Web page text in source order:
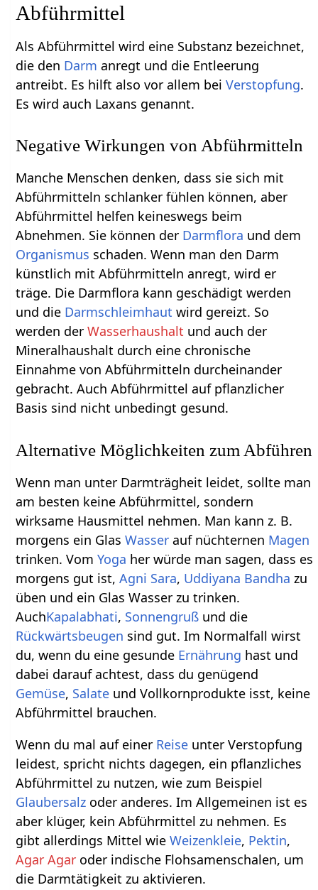
Abführmittel
Als Abführmittel wird eine Substanz bezeichnet,
die den Darm anregt und die Entleerung
antreibt. Es hilft also vor allem beiVerstopfung.
Es wird auch Laxans genannt.
Negative Wirkungen von Abführmitteln
Manche Menschen denken, dass sie sich mit
Abführmitteln schlanker fühlen können, aber
Abführmittel helfen keineswegs beim
Abnehmen. Sie können der Darmflora und dem
Organismus schaden. Wenn man den Darm
künstlich mit Abführmitteln anregt, wird er
träge. Die Darmflora kann geschädigt werden
und die Darmschleimhaut wird gereizt. So
werden derWasserhaushalt und auch der
Mineralhaushalt durch eine chronische
Einnahme von Abführmitteln durcheinander
gebracht. Auch Abführmittel auf pflanzlicher
Basis sind nicht unbedingt gesund.
Alternative Möglichkeiten zum Abführen
Wenn man unter Darmträgheit leidet, sollte man
am besten keine Abführmittel, sondern
wirksame Hausmittel nehmen. Man kann z. B.
morgens ein GlasWasser auf nüchternen Magen
trinken. VomYoga her würde man sagen, dass es
morgens gut ist,Agni Sara, Uddiyana Bandha zu
üben und ein Glas Wasser zu trinken.
AuchKapalabhati, Sonnengruß und die
Rückwärtsbeugen sind gut. Im Normalfall wirst
du, wenn du eine gesunde Ernährung hast und
dabei darauf achtest, dass du genügend
Gemüse, Salate und Vollkornprodukte isst, keine
Abführmittel brauchen.
Wenn du mal auf einer Reise unter Verstopfung
leidest, spricht nichts dagegen, ein pflanzliches
Abführmittel zu nutzen, wie zum Beispiel
Glaubersalz oder anderes. Im Allgemeinen ist es
aber klüger, kein Abführmittel zu nehmen. Es
gibt allerdings Mittel wieWeizenkleie, Pektin,
Agar Agar oder indische Flohsamenschalen, um
die Darmtätigkeit zu aktivieren.